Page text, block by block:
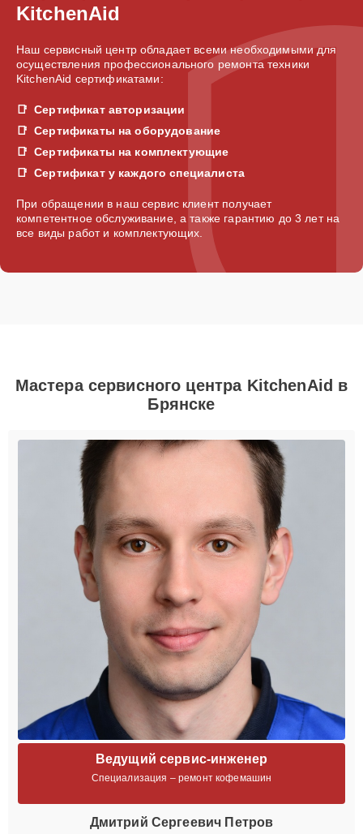
KitchenAid
Наш сервисный центр обладает всеми необходимыми для
осуществления профессионального ремонта техники
KitchenAid сертификатами:
Сертификат авторизации
Сертификаты на оборудование
Сертификаты на комплектующие
Сертификат у каждого специалиста
При обращении в наш сервис клиент получает
компетентное обслуживание, а также гарантию до 3 лет на
все виды работ и комплектующих.
Мастера сервисного центра KitchenAid в
Брянске
Ведущий сервис-инженер
Специализация – ремонт кофемашин
Дмитрий Сергеевич Петров